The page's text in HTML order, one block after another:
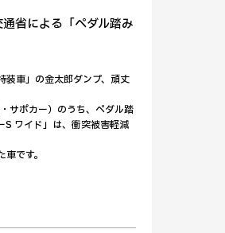
省による「ペダル踏み
車」の金太郎ダンプ、頑丈
サポカー）のうち、ペダル踏
S ワイド」は、衝突被害軽減
です。